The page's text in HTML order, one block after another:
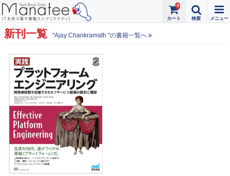
0
新刊一覧 "Ajay Chankramath "の書籍一覧へ